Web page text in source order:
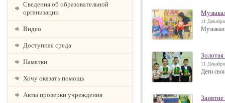
Сведения об образовательной
организации
Видео
Доступная среда
Памятки
Хочу оказать помощь
Акты проверки учреждения
11
Золотая
11
Дети